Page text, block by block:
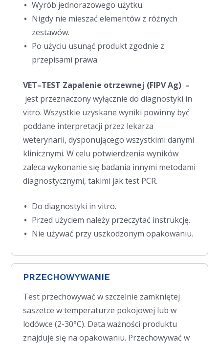
Wyrób jednorazowego użytku.
Nigdy nie mieszać elementów z różnych
zestawów.
Po użyciu usunąć produkt zgodnie z
przepisami prawa.
VET–TEST Zapalenie otrzewnej (FIPV Ag) –
jest przeznaczony wyłącznie do diagnostyki in
vitro. Wszystkie uzyskane wyniki powinny być
poddane interpretacji przez lekarza
weterynarii, dysponującego wszystkimi danymi
klinicznymi. W celu potwierdzenia wyników
zaleca wykonanie się badania innymi metodami
diagnostycznymi, takimi jak test PCR.
Do diagnostyki in vitro.
Przed użyciem należy przeczytać instrukcję.
Nie używać przy uszkodzonym opakowaniu.
PRZECHOWYWANIE
Test przechowywać w szczelnie zamkniętej
saszetce w temperaturze pokojowej lub w
lodówce (2-30°C). Data ważności produktu
znajduje się na opakowaniu. Przechowywać w